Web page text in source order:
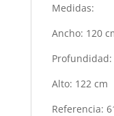
Medidas:
Ancho: 120
Profundidad:
Alto: 122 cm
Referencia: